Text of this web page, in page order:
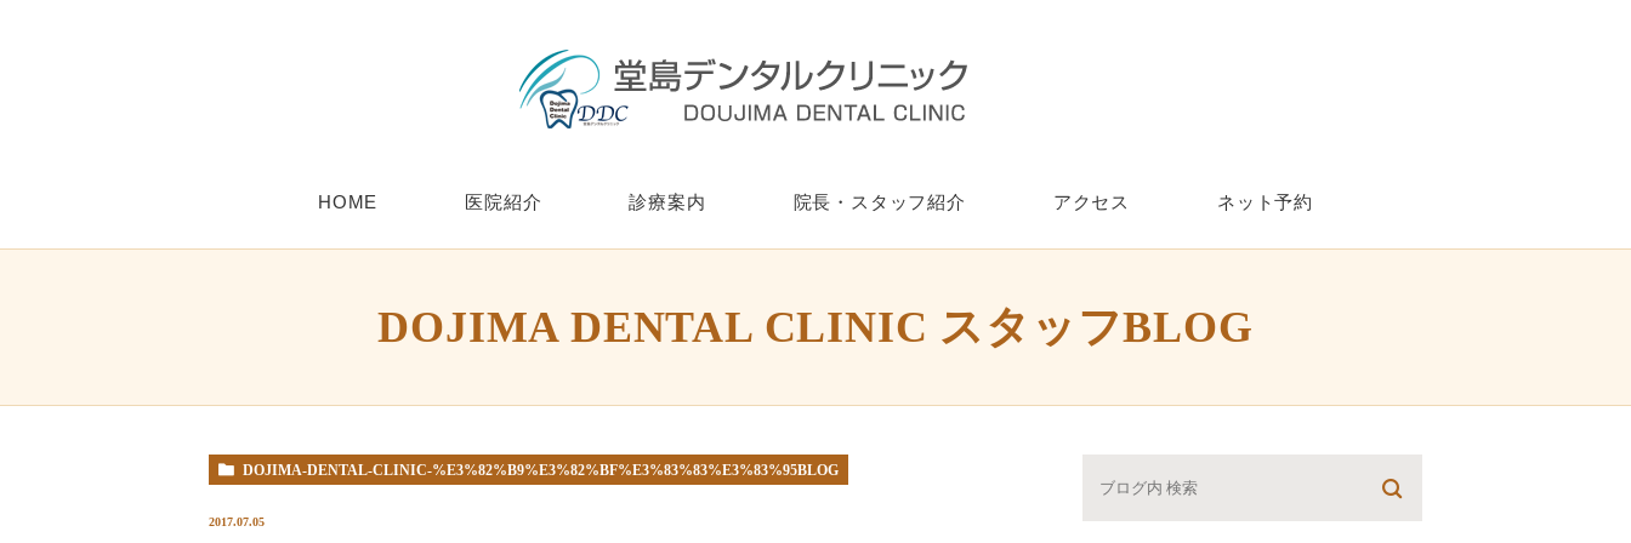
HOME 医院紹介 診療案内 院長・スタッフ紹介 アクセス ネット予約
DOJIMA DENTAL CLINIC スタッフBLOG
DOJIMA-DENTAL-CLINIC-%E3%82%B9%E3%82%BF%E3%83%83%E3%83%95BLOG
2017.07.05